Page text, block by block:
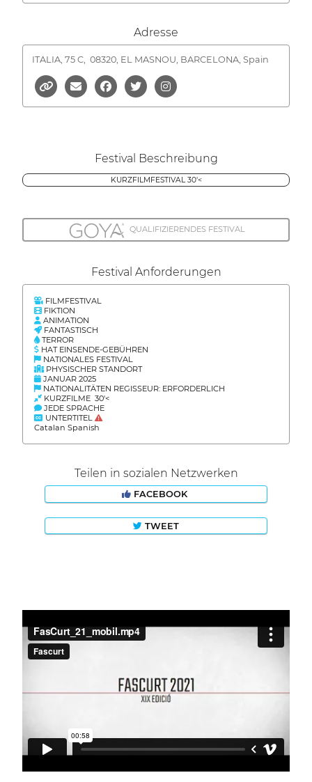
Adresse
ITALIA, 75 C, 08320, EL MASNOU, BARCELONA, Spain
Festival Beschreibung
KURZFILMFESTIVAL 30'<
QUALIFIZIERENDES FESTIVAL
Festival Anforderungen
FILMFESTIVAL
FIKTION
ANIMATION
FANTASTISCH
TERROR
HAT EINSENDE-GEBÜHREN
NATIONALES FESTIVAL
PHYSISCHER STANDORT
JANUAR 2025
NATIONALITÄTEN REGISSEUR: ERFORDERLICH
KURZFILME 30'<
JEDE SPRACHE
UNTERTITEL
Catalan Spanish
Teilen in sozialen Netzwerken
FACEBOOK
TWEET